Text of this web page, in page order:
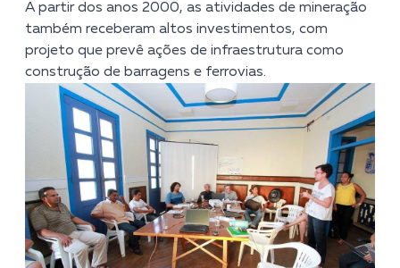
A partir dos anos 2000, as atividades de mineração
também receberam altos investimentos, com
projeto que prevê ações de infraestrutura como
construção de barragens e ferrovias.